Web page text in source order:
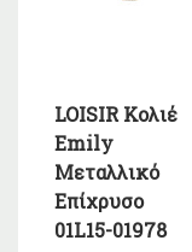
LOISIR Κολιέ
Emily
Μεταλλικό
Επίχρυσο
01L15-01978